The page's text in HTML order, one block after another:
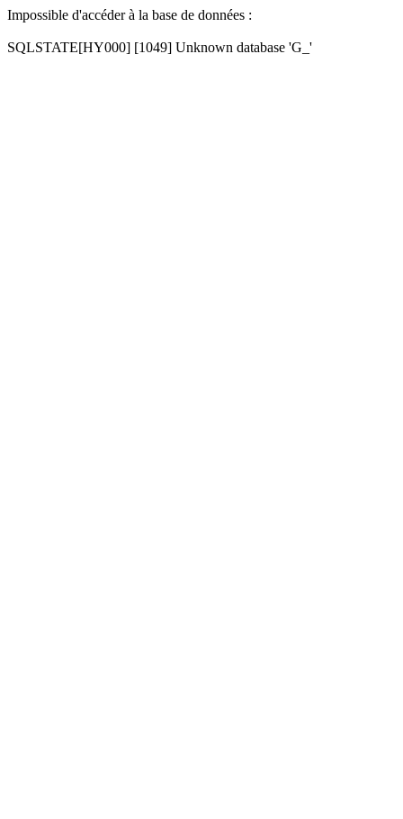
Impossible d'accéder à la base de données :
SQLSTATE[HY000] [1049] Unknown database 'G_'